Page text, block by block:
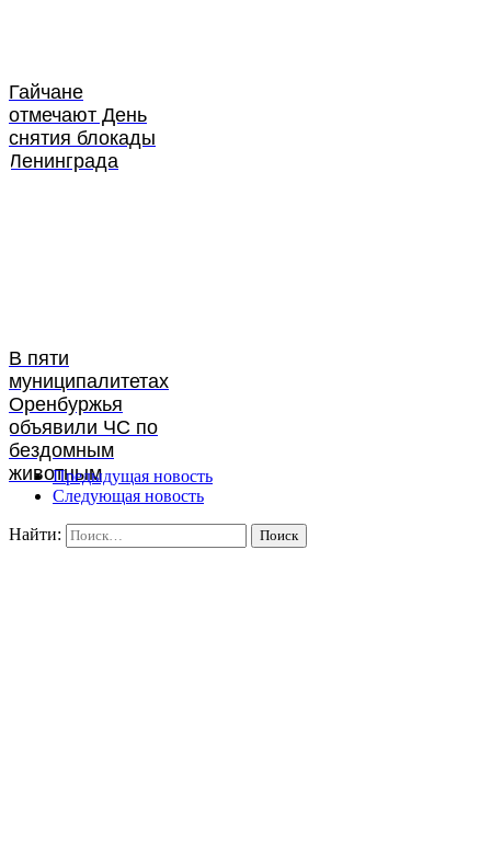
Гайчане
отмечают День
снятия блокады
Ленинграда
В пяти
муниципалитетах
Оренбуржья
объявили ЧС по
бездомным
животным
Предыдущая новость
Следующая новость
Найти: